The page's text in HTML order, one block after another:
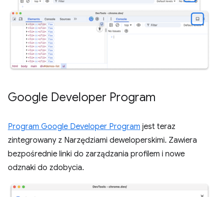
Google Developer Program
Program Google Developer Program jest teraz
zintegrowany z Narzędziami deweloperskimi. Zawiera
bezpośrednie linki do zarządzania profilem i nowe
odznaki do zdobycia.